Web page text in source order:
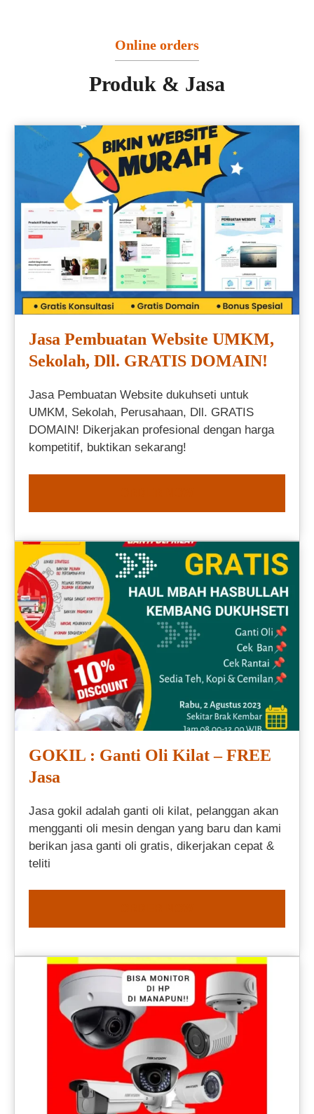
Online orders
Produk & Jasa
Jasa Pembuatan Website UMKM,
Sekolah, Dll. GRATIS DOMAIN!
Jasa Pembuatan Website dukuhseti untuk
UMKM, Sekolah, Perusahaan, Dll. GRATIS
DOMAIN! Dikerjakan profesional dengan harga
kompetitif, buktikan sekarang!
GOKIL : Ganti Oli Kilat – FREE
Jasa
Jasa gokil adalah ganti oli kilat, pelanggan akan
mengganti oli mesin dengan yang baru dan kami
berikan jasa ganti oli gratis, dikerjakan cepat &
teliti